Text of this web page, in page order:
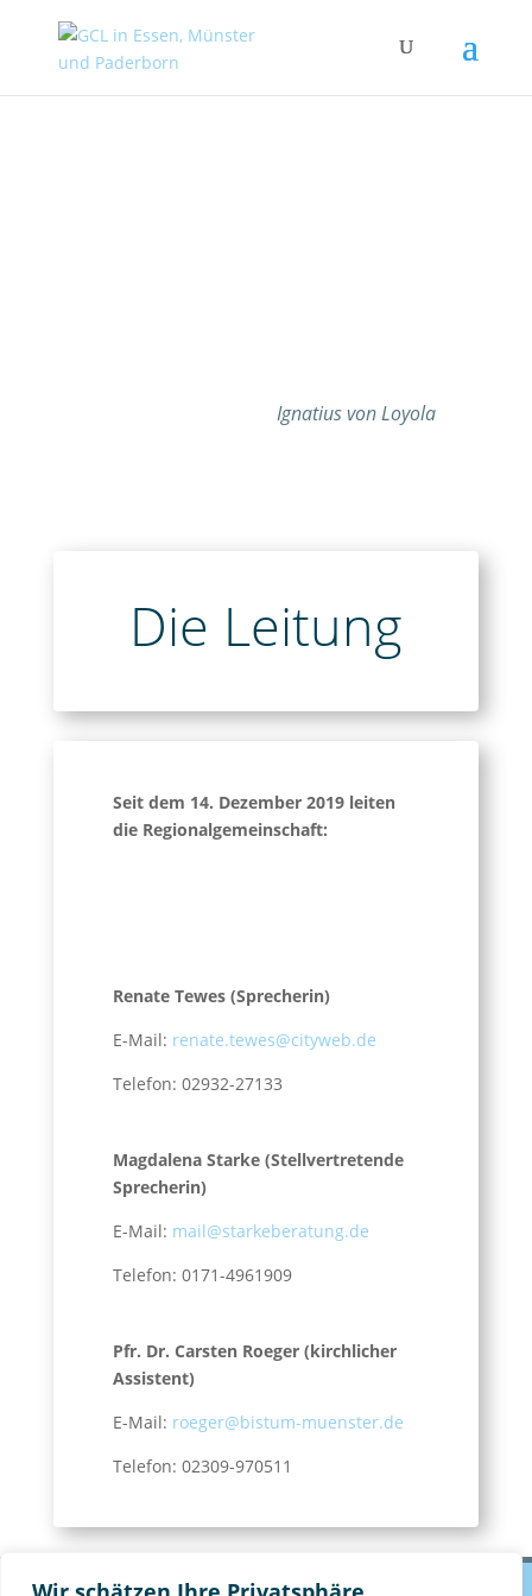
Ignatius von Loyola
Die Leitung
Seit dem 14. Dezember 2019 leiten
die Regionalgemeinschaft:
Renate Tewes (Sprecherin)
E-Mail: renate.tewes@cityweb.de
Telefon: 02932-27133
Magdalena Starke (Stellvertretende
Sprecherin)
E-Mail: mail@starkeberatung.de
Telefon: 0171-4961909
Pfr. Dr. Carsten Roeger (kirchlicher
Assistent)
E-Mail: roeger@bistum-muenster.de
Telefon: 02309-970511